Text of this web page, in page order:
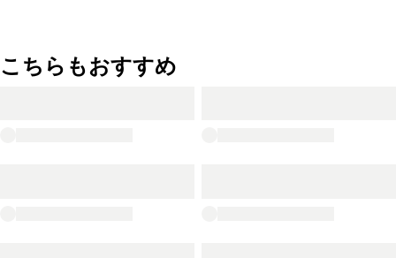
こちらもおすすめ